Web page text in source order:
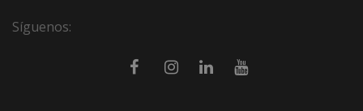
Síguenos: